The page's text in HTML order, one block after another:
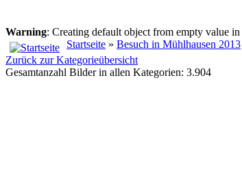
Warning: Creating default object from empty value in
Startseite » Besuch in Mühlhausen 2013
Zurück zur Kategorieübersicht
Gesamtanzahl Bilder in allen Kategorien: 3.904